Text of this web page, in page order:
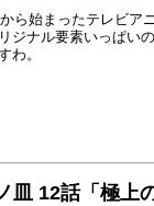
ら始まったテレビア
ジナル要素いっぱい
わ。
皿 12話「極上